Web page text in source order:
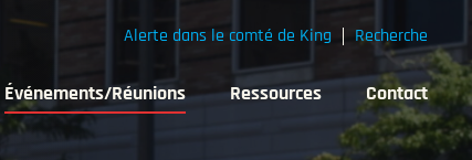
Événements/Réunions Ressources Contact
Alerte dans le comté de King Recherche